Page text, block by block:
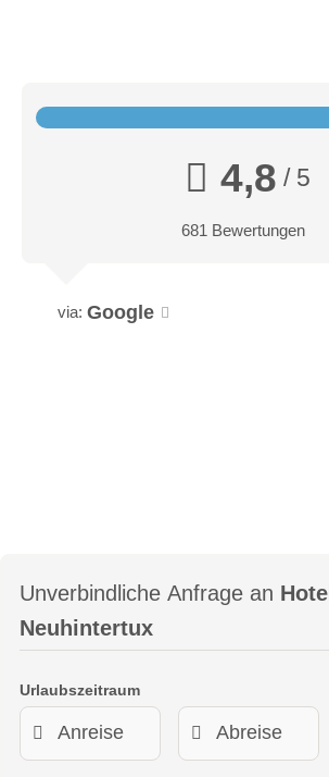
4,8 / 5
681 Bewertungen
via: Google
Unverbindliche Anfrage an Hotel
Neuhintertux
Urlaubszeitraum